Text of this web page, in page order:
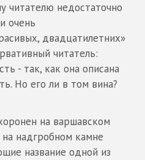
читателю недостаточно
очень
двадцатилетних»
читатель:
- так, как она описана
Но его ли в том вина?
на варшавском
надгробном камне
название одной из